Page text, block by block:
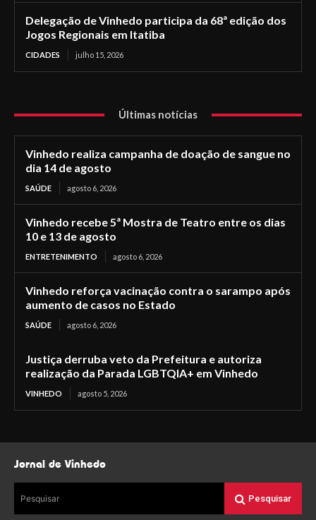
Delegação de Vinhedo participa da 68ª edição dos
Jogos Regionais em Itatiba
CIDADES julho 15, 2026
Últimas notícias
Vinhedo realiza campanha de doação de sangue no
dia 14 de agosto
SAÚDE agosto 6, 2026
Vinhedo recebe 5ª Mostra de Teatro entre os dias
10 e 13 de agosto
ENTRETENIMENTO agosto 6, 2026
Vinhedo reforça vacinação contra o sarampo após
aumento de casos no Estado
SAÚDE agosto 6, 2026
Justiça derruba veto da Prefeitura e autoriza
realização da Parada LGBTQIA+ em Vinhedo
VINHEDO agosto 5, 2026
Jornal de Vinhedo
Pesquisar Pesquisar